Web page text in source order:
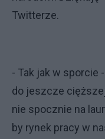
Twitterze.
- Tak jak w sporcie
do jeszcze
nie spocznie na
by rynek pracy w